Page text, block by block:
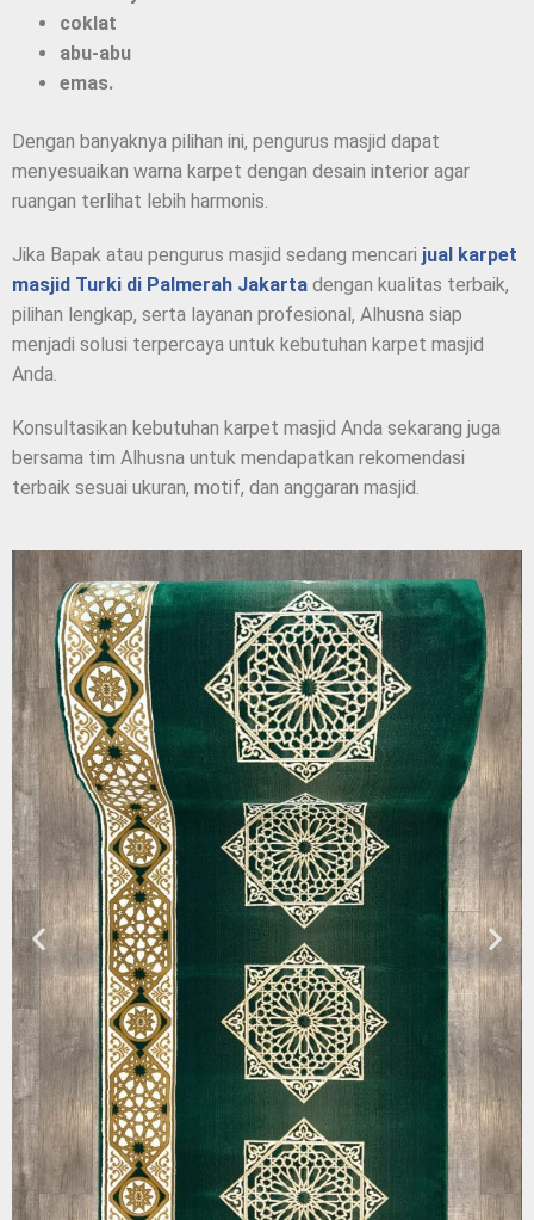
coklat
abu-abu
emas.
Dengan banyaknya pilihan ini, pengurus masjid dapat
menyesuaikan warna karpet dengan desain interior agar
ruangan terlihat lebih harmonis.
Jika Bapak atau pengurus masjid sedang mencari jual karpet
masjid Turki di Palmerah Jakarta dengan kualitas terbaik,
pilihan lengkap, serta layanan profesional, Alhusna siap
menjadi solusi terpercaya untuk kebutuhan karpet masjid
Anda.
Konsultasikan kebutuhan karpet masjid Anda sekarang juga
bersama tim Alhusna untuk mendapatkan rekomendasi
terbaik sesuai ukuran, motif, dan anggaran masjid.